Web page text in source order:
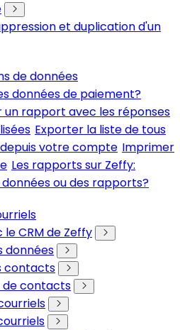
et duplication d'un
de données
données de paiement?
rapport avec les réponses
Exporter la liste de tous
votre compte Imprimer
Les rapports sur Zeffy:
ou des rapports?
CRM de Zeffy
données
contacts
de contacts